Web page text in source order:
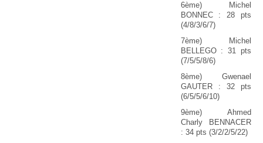
6ème) Michel
BONNEC : 28 pts
(4/8/3/6/7)
7ème) Michel
BELLEGO : 31 pts
(7/5/5/8/6)
8ème) Gwenael
GAUTER : 32 pts
(6/5/5/6/10)
9ème) Ahmed
Charly BENNACER
: 34 pts (3/2/2/5/22)